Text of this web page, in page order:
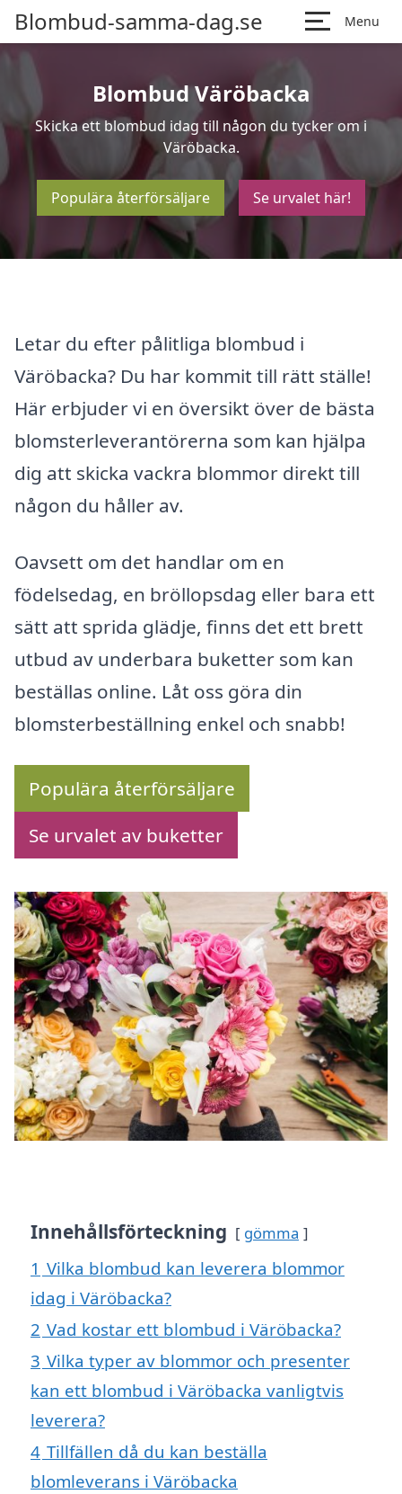
Blombud-samma-dag.se Menu
Blombud Väröbacka
Skicka ett blombud idag till någon du tycker om i
Väröbacka.
Populära återförsäljare Se urvalet här!
Letar du efter pålitliga blombud i
Väröbacka? Du har kommit till rätt ställe!
Här erbjuder vi en översikt över de bästa
blomsterleverantörerna som kan hjälpa
dig att skicka vackra blommor direkt till
någon du håller av.
Oavsett om det handlar om en
födelsedag, en bröllopsdag eller bara ett
sätt att sprida glädje, finns det ett brett
utbud av underbara buketter som kan
beställas online. Låt oss göra din
blomsterbeställning enkel och snabb!
Populära återförsäljare
Se urvalet av buketter
Innehållsförteckning gömma
1 Vilka blombud kan leverera blommor
idag i Väröbacka?
2 Vad kostar ett blombud i Väröbacka?
3 Vilka typer av blommor och presenter
kan ett blombud i Väröbacka vanligtvis
leverera?
4 Tillfällen då du kan beställa
blomleverans i Väröbacka